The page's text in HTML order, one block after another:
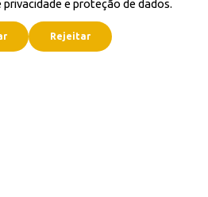
e proteção de dados.
Rejeitar